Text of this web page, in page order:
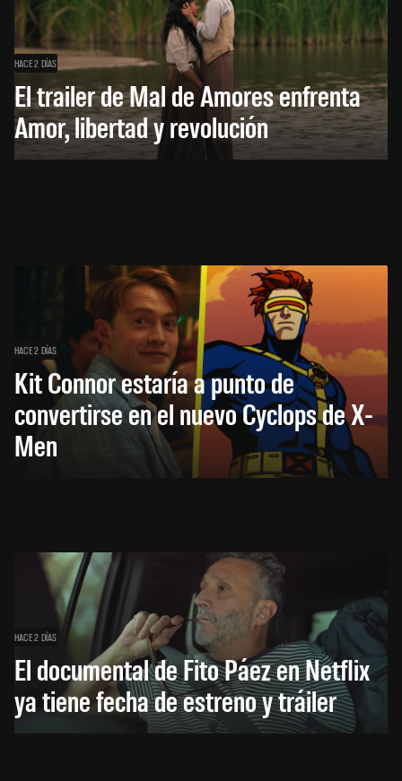
HACE 2 DÍAS
El trailer de Mal de Amores enfrenta
Amor, libertad y revolución
HACE 2 DÍAS
Kit Connor estaría a punto de
convertirse en el nuevo Cyclops de X-
Men
HACE 2 DÍAS
El documental de Fito Páez en Netflix
ya tiene fecha de estreno y tráiler